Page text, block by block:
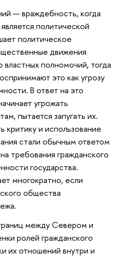
— враждебность, когда
политической
политическое
движения
полномочий, тогда
это как угрозу
В ответ на это
угрожать
пытается запугать их.
критику и использование
стали обычным ответом
требования гражданского
государства.
многократно, если
общества
между Севером и
ролей гражданского
их отношений внутри и